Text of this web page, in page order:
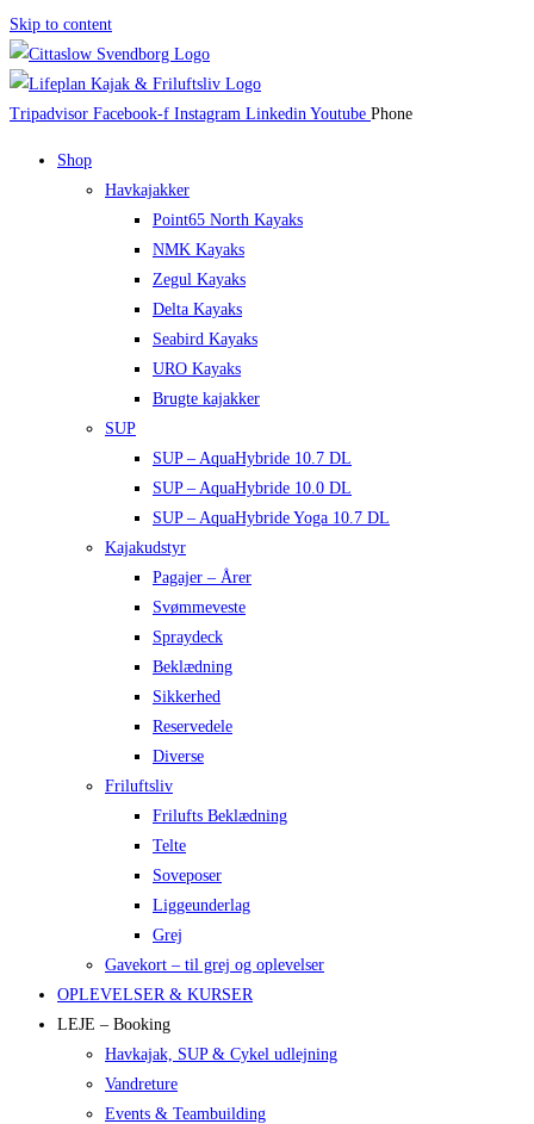
Skip to content
Tripadvisor Facebook-f Instagram Linkedin Youtube Phone
Shop
Havkajakker
Point65 North Kayaks
NMK Kayaks
Zegul Kayaks
Delta Kayaks
Seabird Kayaks
URO Kayaks
Brugte kajakker
SUP
SUP – AquaHybride 10.7 DL
SUP – AquaHybride 10.0 DL
SUP – AquaHybride Yoga 10.7 DL
Kajakudstyr
Pagajer – Årer
Svømmeveste
Spraydeck
Beklædning
Sikkerhed
Reservedele
Diverse
Friluftsliv
Frilufts Beklædning
Telte
Soveposer
Liggeunderlag
Grej
Gavekort – til grej og oplevelser
OPLEVELSER & KURSER
LEJE – Booking
Havkajak, SUP & Cykel udlejning
Vandreture
Events & Teambuilding